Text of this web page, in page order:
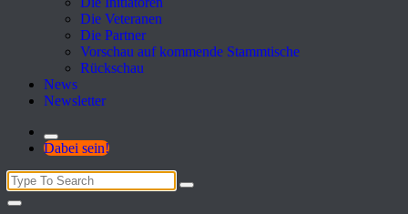
Die Veteranen
Die Partner
Vorschau auf kommende Stammtische
Rückschau
News
Newsletter
Dabei sein!
Search
for: